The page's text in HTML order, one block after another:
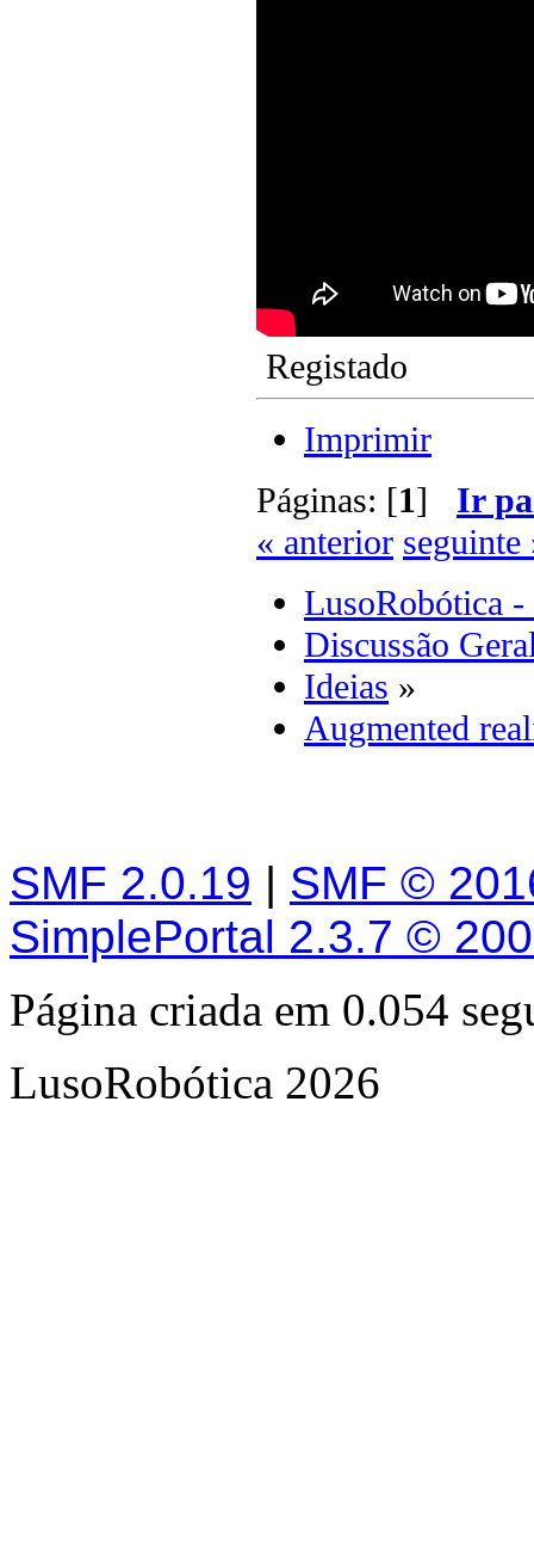
Registado
Imprimir
Páginas: [1] Ir
« anterior seguinte
LusoRobótica -
Discussão
Ideias »
Augmented
SMF 2.0.19 | SMF ©
SimplePortal 2.3.7 ©
Página criada em 0.054
LusoRobótica 2026